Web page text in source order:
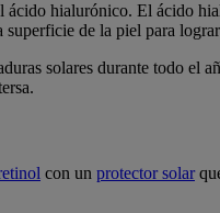
hialurónico. El ácido
de la piel para
solares durante todo el
con un protector solar